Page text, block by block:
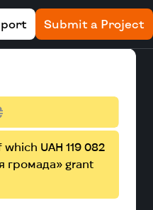
Submit a Project
UAH 119 082
громада» grant